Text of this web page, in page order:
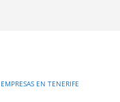
EMPRESAS EN TENERIFE